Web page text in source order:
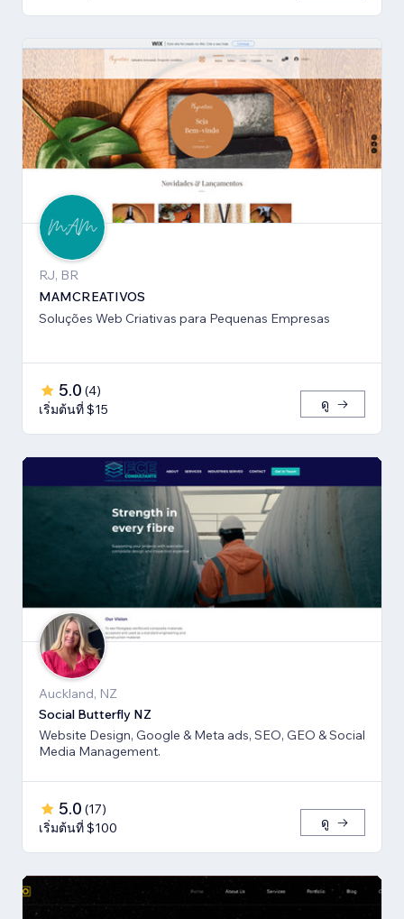
RJ, BR
MAMCREATIVOS
Soluções Web Criativas para Pequenas Empresas
5.0 (4)
เริ่มต้นที่ $15
ดู
Auckland, NZ
Social Butterfly NZ
Website Design, Google & Meta ads, SEO, GEO & Social
Media Management.
5.0 (17)
เริ่มต้นที่ $100
ดู